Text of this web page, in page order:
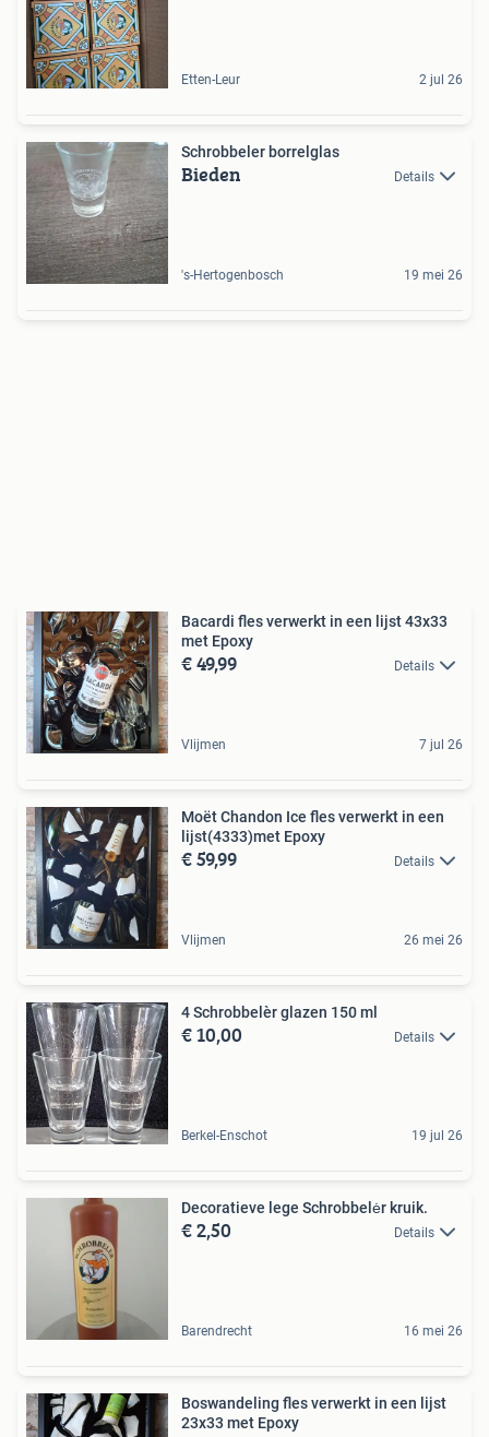
Etten-Leur 2 jul 26
Schrobbeler borrelglas
Bieden Details
's-Hertogenbosch 19 mei 26
Bacardi fles verwerkt in een lijst 43x33
met Epoxy
€ 49,99 Details
Vlijmen 7 jul 26
Moët Chandon Ice fles verwerkt in een
lijst(4333)met Epoxy
€ 59,99 Details
Vlijmen 26 mei 26
4 Schrobbelèr glazen 150 ml
€ 10,00 Details
Berkel-Enschot 19 jul 26
Decoratieve lege Schrobbelėr kruik.
€ 2,50 Details
Barendrecht 16 mei 26
Boswandeling fles verwerkt in een lijst
23x33 met Epoxy